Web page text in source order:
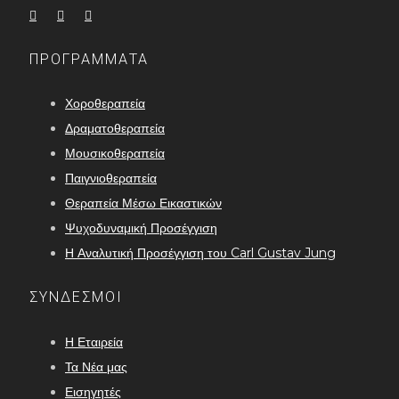
ΠΡΟΓΡΑΜΜΑΤΑ
Χοροθεραπεία
Δραματοθεραπεία
Μουσικοθεραπεία
Παιγνιοθεραπεία
Θεραπεία Μέσω Εικαστικών
Ψυχοδυναμική Προσέγγιση
Η Αναλυτική Προσέγγιση του Carl Gustav Jung
ΣΥΝΔΕΣΜΟΙ
Η Εταιρεία
Τα Νέα μας
Εισηγητές